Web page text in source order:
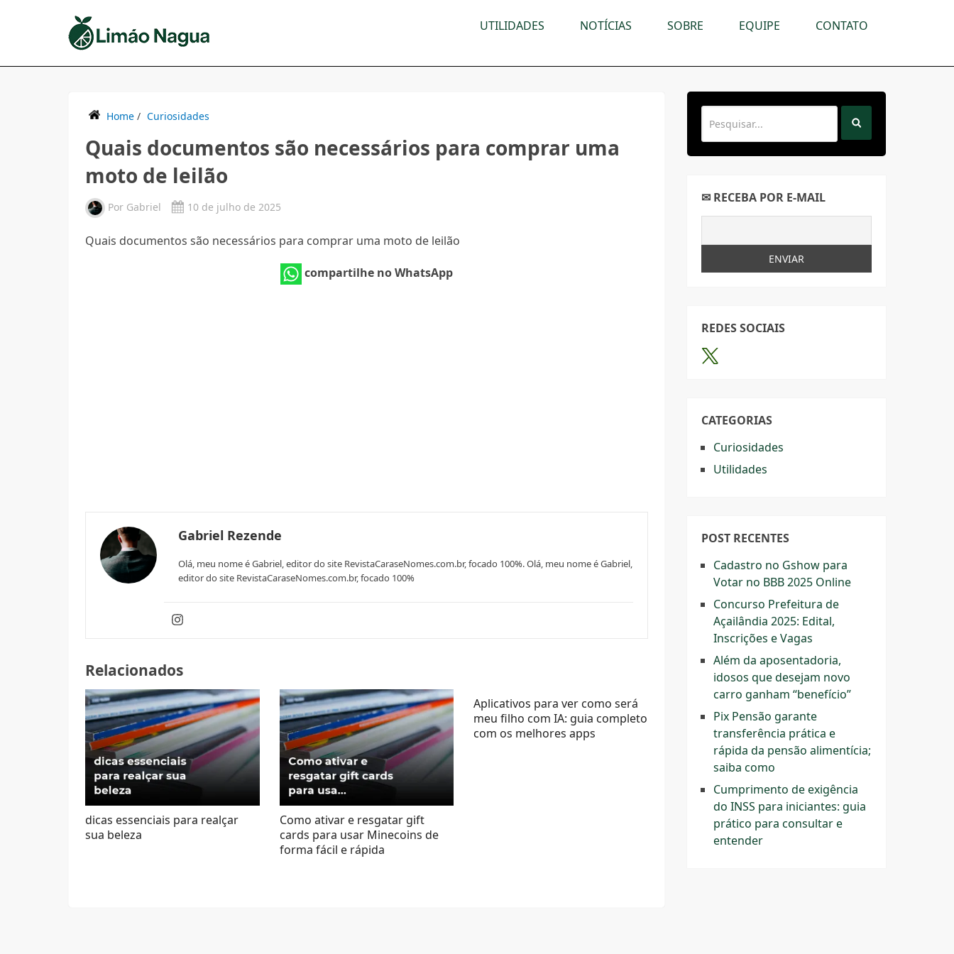
UTILIDADES NOTÍCIAS SOBRE EQUIPE CONTATO
Home / Curiosidades
Quais documentos são necessários para comprar uma
moto de leilão
Por Gabriel 10 de julho de 2025
Quais documentos são necessários para comprar uma moto de leilão
compartilhe no WhatsApp
Gabriel Rezende
Olá, meu nome é Gabriel, editor do site RevistaCaraseNomes.com.br, focado 100%. Olá, meu nome é Gabriel,
editor do site RevistaCaraseNomes.com.br, focado 100%
Relacionados
dicas essenciais para realçar
sua beleza
Como ativar e resgatar gift
cards para usar Minecoins de
forma fácil e rápida
Aplicativos para ver como será
meu filho com IA: guia completo
com os melhores apps
✉ RECEBA POR E-MAIL
REDES SOCIAIS
CATEGORIAS
Curiosidades
Utilidades
POST RECENTES
Cadastro no Gshow para
Votar no BBB 2025 Online
Concurso Prefeitura de
Açailândia 2025: Edital,
Inscrições e Vagas
Além da aposentadoria,
idosos que desejam novo
carro ganham “benefício”
Pix Pensão garante
transferência prática e
rápida da pensão alimentícia;
saiba como
Cumprimento de exigência
do INSS para iniciantes: guia
prático para consultar e
entender